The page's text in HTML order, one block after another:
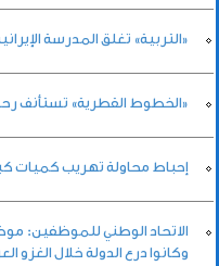
«التربية» تغلق المدرسة
«الخطوط القطرية» تستأنف
إحباط محاولة تهريب كميات
الاتحاد الوطني للموظفين:
وكانوا درع الدولة خلال الغزو